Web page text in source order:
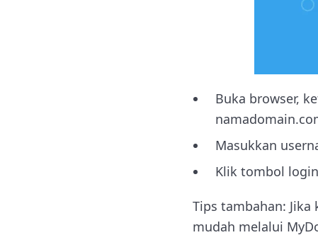
Buka browser,
Masukkan
Klik tombol
Tips tambahan:
mudah melalui